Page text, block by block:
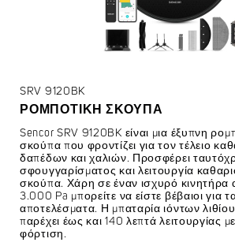
SRV 9120BK
ΡΟΜΠΟΤΙΚΉ ΣΚΟΎΠΑ
Sencor SRV 9120BK είναι μια έξυπνη
σκούπα που φροντίζει για τον τέλειο
δαπέδων και χαλιών. Προσφέρει
σφουγγαρίσματος και λειτουργία
σκούπα. Χάρη σε έναν ισχυρό
3.000 Pa μπορείτε να είστε βέβαιοι για
αποτελέσματα. Η μπαταρία ιόντων
παρέχει έως και 140 λεπτά λειτουργίας
φόρτιση.